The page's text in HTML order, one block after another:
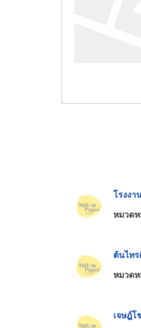
โรงง
หมวด
ต้นไท
หมวด
เจษฎ์